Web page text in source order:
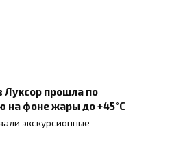
Луксор прошла по
на фоне жары до +45°C
экскурсионные